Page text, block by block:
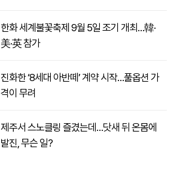
한화 세계불꽃축제 9월 5일 조기 개최…韓·
美·英 참가
진화한 ‘8세대 아반떼’ 계약 시작…풀옵션 가
격이 무려
제주서 스노클링 즐겼는데…닷새 뒤 온몸에
발진, 무슨 일?